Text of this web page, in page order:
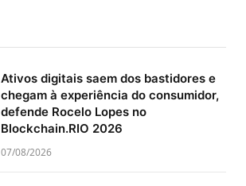
Ativos digitais saem dos bastidores e
chegam à experiência do consumidor,
defende Rocelo Lopes no
Blockchain.RIO 2026
07/08/2026